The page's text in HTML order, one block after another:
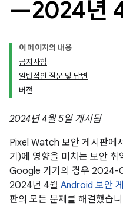
—2024년
이 페이지의 내용
공지사항
일반적인 질문 및 답변
버전
2024년 4월 5일 게시됨
Pixel Watch 보안 게시판에
기)에 영향을 미치는 보안
Google 기기의 경우 2024-
2024년 4월 Android 보안
판의 모든 문제를 해결했습